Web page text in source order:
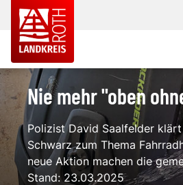
Nie mehr "oben
Polizist David Saalfelder
Schwarz zum Thema
neue Aktion machen die
Stand: 23.03.2025